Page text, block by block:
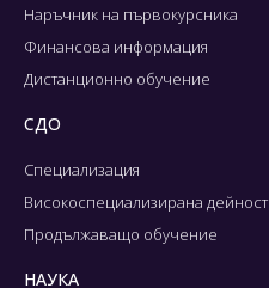
Наръчник на първокурсника
Финансова информация
Дистанционно обучение
СДО
Специализация
Високоспециализирана дейност
Продължаващо обучение
НАУКА